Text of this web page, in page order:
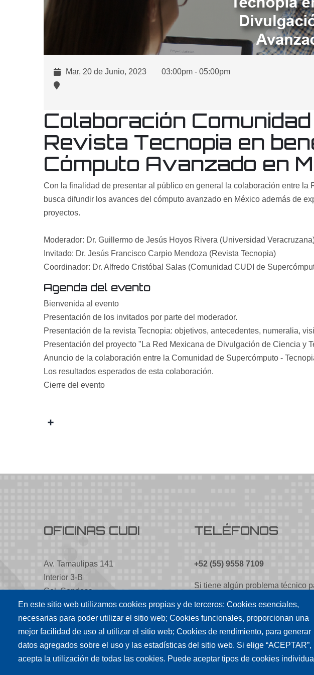
Mar, 20 de Junio, 2023 03:00pmㅤ - ㅤ05:00pm
Colaboración
Revista Tecnopia en
Cómputo Avanzado en
Con la finalidad de presentar al público en general la colaboración entre
busca difundir los avances del cómputo avanzado en México además de
proyectos.
Moderador: Dr. Guillermo de Jesús Hoyos Rivera (Universidad
Invitado: Dr. Jesús Francisco Carpio Mendoza (Revista Tecnopia)
Coordinador: Dr. Alfredo Cristóbal Salas (Comunidad CUDI de
Agenda del evento
Bienvenida al evento
Presentación de los invitados por parte del moderador.
Presentación de la revista Tecnopia: objetivos, antecedentes, numeralia,
Presentación del proyecto "La Red Mexicana de Divulgación de Ciencia y
Anuncio de la colaboración entre la Comunidad de Supercómputo -
Los resultados esperados de esta colaboración.
Cierre del evento
En este sitio web utilizamos cookies propias y de terceros: Cookies esenciales,
necesarias para poder utilizar el sitio web; Cookies funcionales, proporcionan una
mejor facilidad de uso al utilizar el sitio web; Cookies de rendimiento, para generar
datos agregados sobre el uso y las estadísticas del sitio web. Si elige “ACEPTAR”,
acepta la utilización de todas las cookies. Puede aceptar tipos de cookies
OFICINAS CUDI
Av. Tamaulipas 141
Interior 3-B
Col. Condesa
C.P. 06140
Alcaldía Cuauhtémoc
Ciudad de México
TELÉFONOS
+52 (55) 9558 7109
Si tiene algún problema técnico
cudi@cudi.edu.mx